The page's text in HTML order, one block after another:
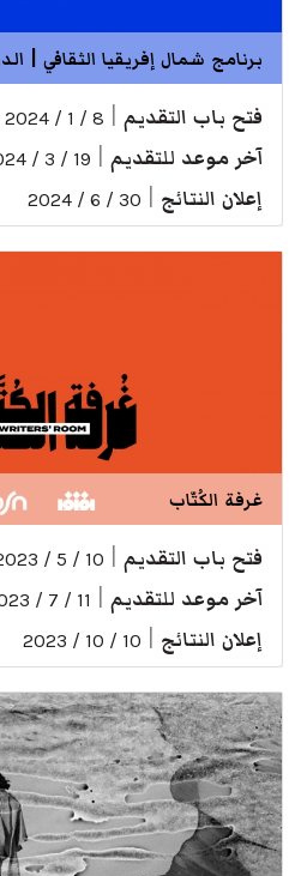
برنامج شمال إفريقيا الثقافي |
فتح باب التقديم 8 / 1 / 2024
آخر موعد للتقديم 19 / 3 / 2024
إعلان النتائج 30 / 6 / 2024
غرفة الكُتّاب
فتح باب التقديم 10 / 5 / 2023
آخر موعد للتقديم 11 / 7 / 2023
إعلان النتائج 10 / 10 / 2023